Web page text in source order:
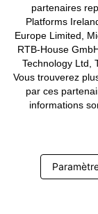
Lot de 2 rideaux
à partir de
partenaires
Platforms
Europe Limited,
RTB-House
Technology Ltd,
Vous trouverez
par ces
informations